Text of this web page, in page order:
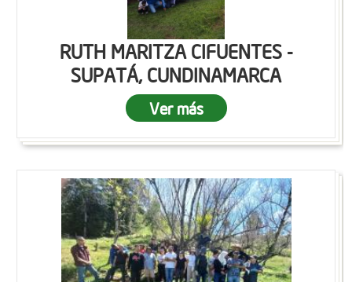
RUTH MARITZA CIFUENTES -
SUPATÁ, CUNDINAMARCA
Ver más